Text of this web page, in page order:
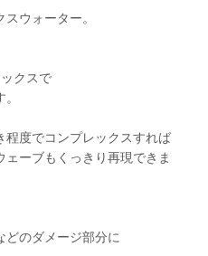
ウォーター。
クスで
度でコンプレックスすれば
ーブもくっきり再現できま
のダメージ部分に